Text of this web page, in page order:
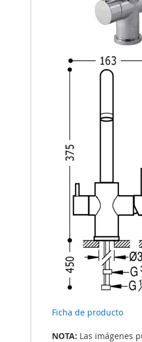
Ficha de producto
NOTA: Las imágenes